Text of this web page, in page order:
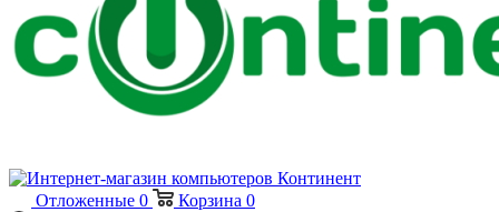
Отложенные 0 Корзина 0